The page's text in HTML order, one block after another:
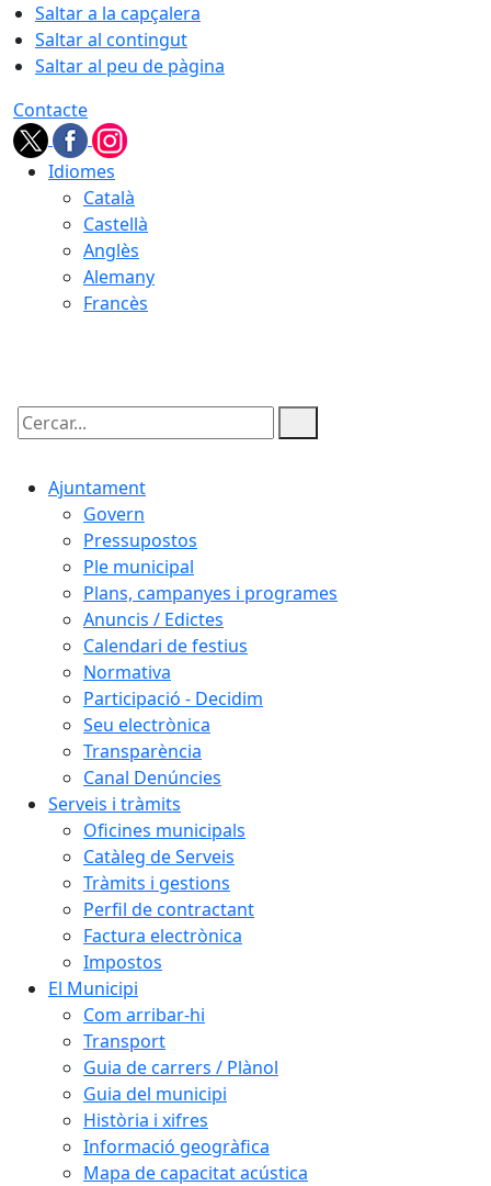
Saltar a la capçalera
Saltar al contingut
Saltar al peu de pàgina
Contacte
Idiomes
Català
Castellà
Anglès
Alemany
Francès
Cercar:
Ajuntament
Govern
Pressupostos
Ple municipal
Plans, campanyes i programes
Anuncis / Edictes
Calendari de festius
Normativa
Participació - Decidim
Seu electrònica
Transparència
Canal Denúncies
Serveis i tràmits
Oficines municipals
Catàleg de Serveis
Tràmits i gestions
Perfil de contractant
Factura electrònica
Impostos
El Municipi
Com arribar-hi
Transport
Guia de carrers / Plànol
Guia del municipi
Història i xifres
Informació geogràfica
Mapa de capacitat acústica